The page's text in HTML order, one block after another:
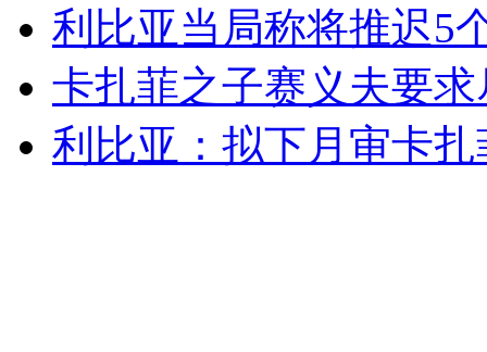
走！跟着总书记去植树
消防员救轻生者 花炮节热闹非凡 减压"枕头大战"
利比亚当局称将推迟5
卡扎菲之子赛义夫要
利比亚：拟下月审卡